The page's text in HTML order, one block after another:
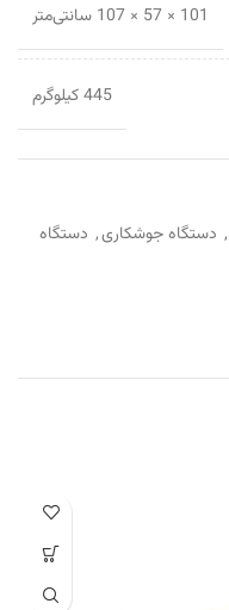
101 × 57 × 107 سانتی‌متر
445 کیلوگرم
, دستگاه جوشکاری, دستگاه